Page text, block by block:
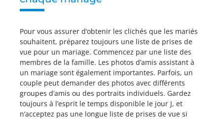
Pour vous assurer d’obtenir les clichés que les mariés
souhaitent, préparez toujours une liste de prises de
vue pour un mariage. Commencez par une liste des
membres de la famille. Les photos d’amis assistant à
un mariage sont également importantes. Parfois, un
couple peut demander des photos avec différents
groupes d’amis ou des portraits individuels. Gardez
toujours à l’esprit le temps disponible le jour J, et
n’acceptez pas une longue liste de prises de vue si